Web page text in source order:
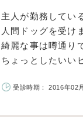
主人が勤務してい
人間ドッグを受け
綺麗な事は噂通り
ちょっとしたいい
受診時期： 2016年02月